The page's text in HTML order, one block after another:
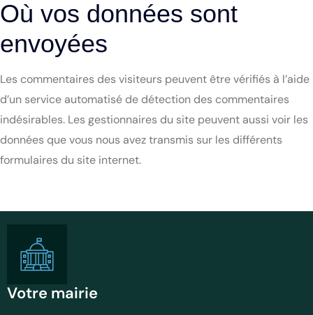
Où vos données sont
envoyées
Les commentaires des visiteurs peuvent être vérifiés à l’aide
d’un service automatisé de détection des commentaires
indésirables. Les gestionnaires du site peuvent aussi voir les
données que vous nous avez transmis sur les différents
formulaires du site internet.
Votre mairie